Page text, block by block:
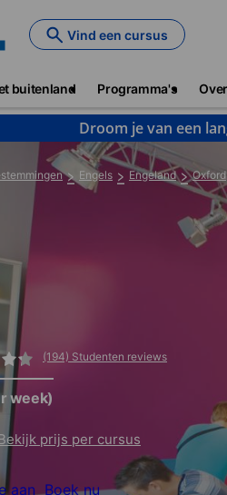
Vind een cursus
buitenland Programma's
Droom je van een
Engels Engeland Oxford
(194) Studenten reviews
week)
prijs per cursus
aan Boek nu